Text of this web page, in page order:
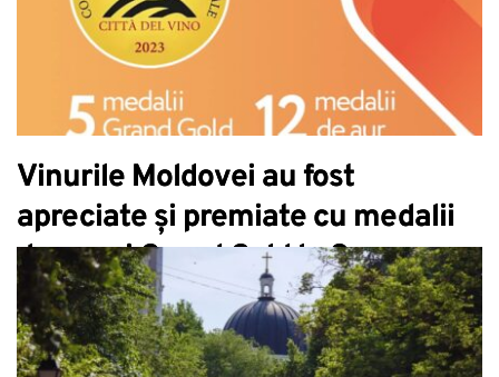
Vinurile Moldovei au fost
apreciate și premiate cu medalii
de aur și Grand Gold la Concorso
Enologico Internazionale Città del
Vino 2023